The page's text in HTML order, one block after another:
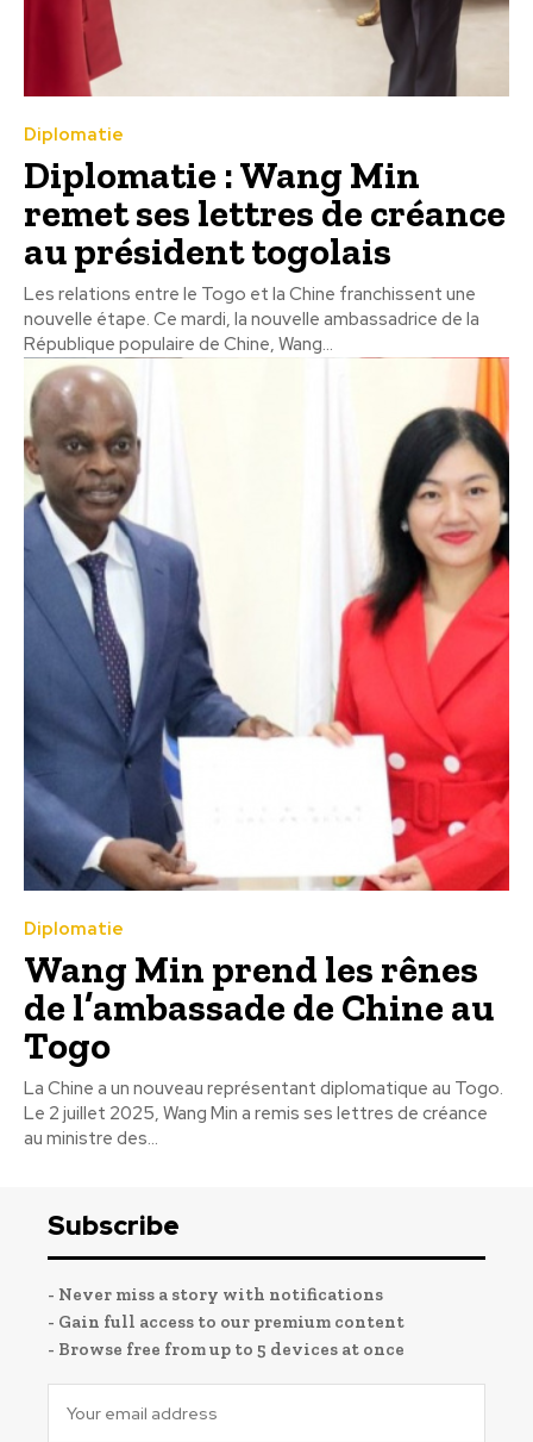
Diplomatie
Diplomatie : Wang Min
remet ses lettres de créance
au président togolais
Les relations entre le Togo et la Chine franchissent une
nouvelle étape. Ce mardi, la nouvelle ambassadrice de la
République populaire de Chine, Wang...
Diplomatie
Wang Min prend les rênes
de l’ambassade de Chine au
Togo
La Chine a un nouveau représentant diplomatique au Togo.
Le 2 juillet 2025, Wang Min a remis ses lettres de créance
au ministre des...
Subscribe
- Never miss a story with notifications
- Gain full access to our premium content
- Browse free from up to 5 devices at once